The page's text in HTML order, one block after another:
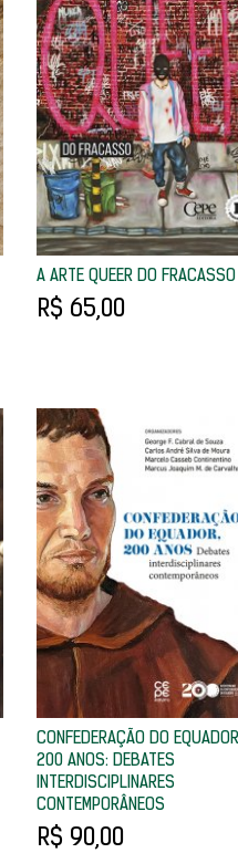
A ARTE QUEER DO FRACASSO
R$ 65,00
CONFEDERAÇÃO DO
200 ANOS: DEBATES
INTERDISCIPLINARES
CONTEMPORÂNEOS
R$ 90,00